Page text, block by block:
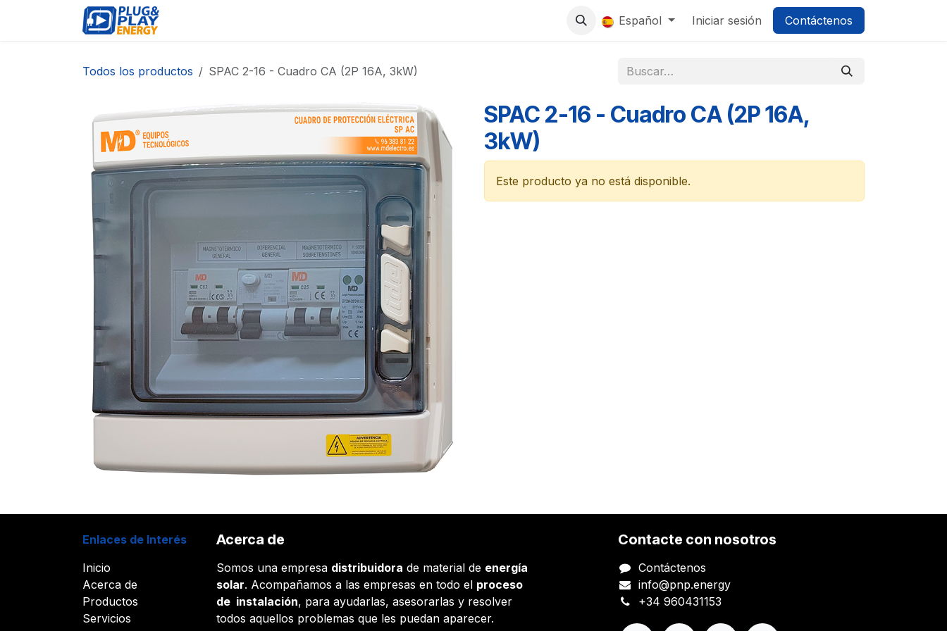
0 Español Iniciar sesión Contáctenos
Todos los productos SPAC 2-16 - Cuadro CA (2P 16A, 3kW)
SPAC 2-16 - Cuadro CA (2P 16A,
3kW)
Este producto ya no está disponible.
Enlaces de Interés
Inicio
Acerca de
Productos
Servicios
Acerca de
Somos una empresa distribuidora de material de energía
solar. Acompañamos a las empresas en todo el proceso
de instalación, para ayudarlas, asesorarlas y resolver
todos aquellos problemas que les puedan aparecer.
Contacte con nosotros
Contáctenos
info@pnp.energy
+34 960431153